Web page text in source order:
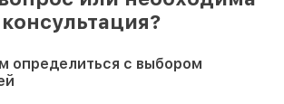
консультация?
определиться с выбором